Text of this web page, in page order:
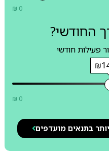
₪ 0
החודשי?
פעילות חודשי
₪ 0
בתנאים מועדפים